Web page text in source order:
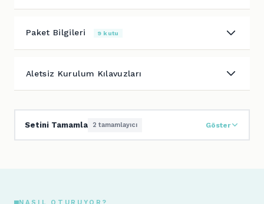
Paket Bilgileri 9 kutu
Aletsiz Kurulum Kılavuzları
Setini Tamamla 2 tamamlayıcı Göster